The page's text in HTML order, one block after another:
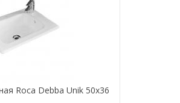
Roca Debba Unik 50х36